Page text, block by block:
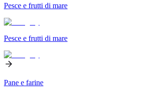
Pesce e frutti di mare
Pesce e frutti di mare
Pane e farine